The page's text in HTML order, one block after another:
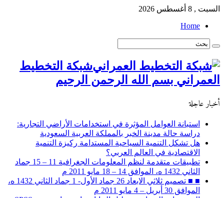
السبت , 8 أغسطس 2026
Home
شبكة التخطيط
العمراني بسم الله الرحمن الرحيم
أخبار عاجلة
استبانة العوامل المؤثرة في استخدامات الأراضي التجارية:
دراسة حالة مدينة الخبر بالمملكة العربية السعودية
هل تشكل التنمية السياحية المستدامة ركيزة التنمية
الاقتصادية في العالم العربي؟
تطبيقات متقدمة لنظم المعلومات الجغرافية 11 – 15 جماد
الثاني 1432 ه، الموافق 14 – 18 مايو 2011 م
■ ■ تصميم ثلاثي الابعاد 26 جماد الأول- 1 جماد الثاني 1432 ه،
الموافق 30 أبريل – 4 مايو 2011 م